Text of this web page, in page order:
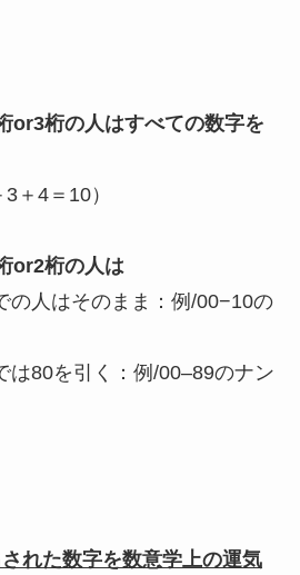
or3桁の人はすべての数字を
＋4＝10）
or2桁の人は
の人はそのまま：例/00−10の
は80を引く：例/00–89のナン
れた数字を数意学上の運気